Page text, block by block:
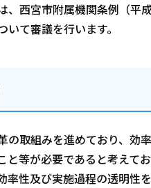
西宮市附属機関条例（平
て審議を行います。
取組みを進めており、効
等が必要であると考えてお
性及び実施過程の透明性